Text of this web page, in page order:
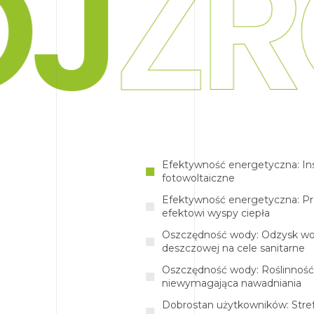
Efektywność energetyczna:
fotowoltaiczne
Efektywność energetyczna:
efektowi wyspy ciepła
Oszczędność wody: Odzysk
deszczowej na cele sanitarne
Oszczędność wody: Roślinność
niewymagająca nawadniania
Dobrostan użytkowników: